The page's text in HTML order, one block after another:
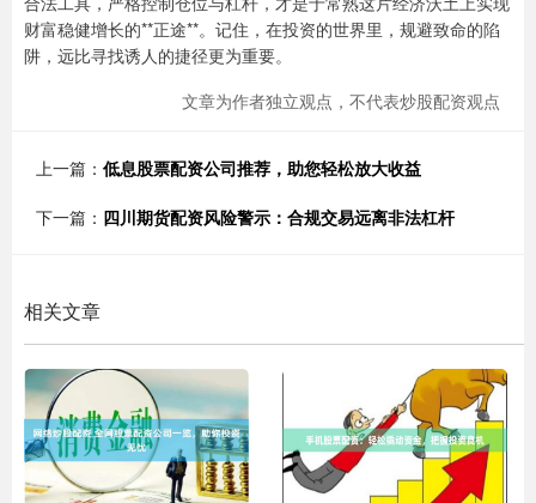
财富稳健增长的**正途**。记住，在投资的世界里，规避致命的陷
阱，远比寻找诱人的捷径更为重要。
文章为作者独立观点，不代表炒股配资观点
上一篇： 低息股票配资公司推荐，助您轻松放大收益
下一篇： 四川期货配资风险警示：合规交易远离非法杠杆
相关文章